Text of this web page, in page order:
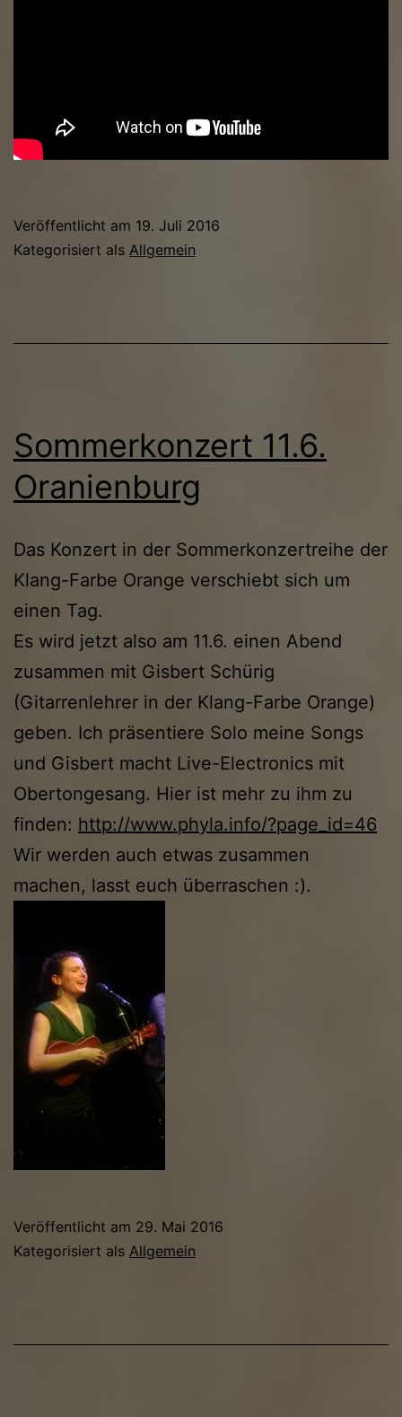
Veröffentlicht am 19. Juli 2016
Kategorisiert als Allgemein
Sommerkonzert 11.6.
Oranienburg
Das Konzert in der Sommerkonzertreihe der
Klang-Farbe Orange verschiebt sich um
einen Tag.
Es wird jetzt also am 11.6. einen Abend
zusammen mit Gisbert Schürig
(Gitarrenlehrer in der Klang-Farbe Orange)
geben. Ich präsentiere Solo meine Songs
und Gisbert macht Live-Electronics mit
Obertongesang. Hier ist mehr zu ihm zu
finden: http://www.phyla.info/?page_id=46
Wir werden auch etwas zusammen
machen, lasst euch überraschen :).
Veröffentlicht am 29. Mai 2016
Kategorisiert als Allgemein